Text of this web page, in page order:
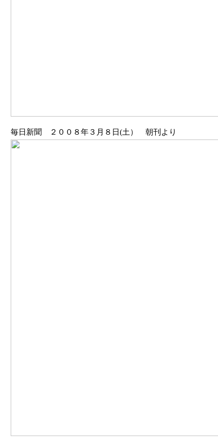
毎日新聞 ２００８年３月８日(土） 朝刊より